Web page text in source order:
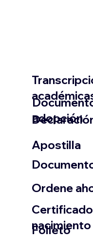
adopción
​Apostilla
Ordene
nacimiento
Folleto